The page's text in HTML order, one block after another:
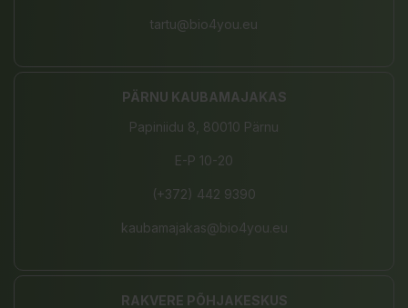
tartu@bio4you.eu
PÄRNU KAUBAMAJAKAS
Papiniidu 8, 80010 Pärnu
E-P 10-20
(+372) 442 9390
kaubamajakas@bio4you.eu
RAKVERE PÕHJAKESKUS